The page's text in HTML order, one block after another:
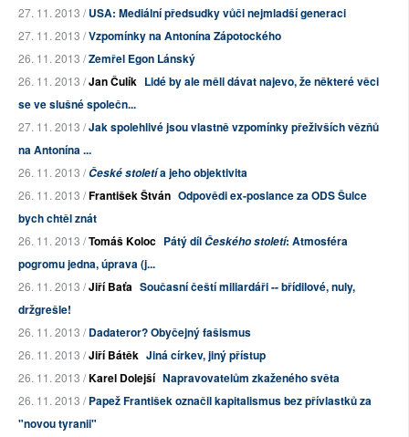
27. 11. 2013 /USA: Mediální předsudky vůči nejmladší generaci
27. 11. 2013 /Vzpomínky na Antonína Zápotockého
26. 11. 2013 /Zemřel Egon Lánský
26. 11. 2013 /Jan Čulík Lidé by ale měli dávat najevo, že některé věci
se ve slušné společn...
27. 11. 2013 /Jak spolehlivé jsou vlastně vzpomínky přeživších vězňů
na Antonína ...
26. 11. 2013 /České stoletía jeho objektivita
26. 11. 2013 /František Štván Odpovědi ex-poslance za ODS Šulce
bych chtěl znát
26. 11. 2013 /Tomáš Koloc Pátý dílČeského století: Atmosféra
pogromu jedna, úprava (j...
26. 11. 2013 /Jiří Baťa Současní čeští miliardáři -- břídilové, nuly,
držgrešle!
26. 11. 2013 /Dadateror? Obyčejný fašismus
26. 11. 2013 /Jiří Bátěk Jiná církev, jiný přístup
26. 11. 2013 /Karel Dolejší Napravovatelům zkaženého světa
26. 11. 2013 /Papež František označil kapitalismus bez přívlastků za
"novou tyranii"